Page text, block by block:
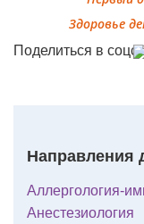
Здоровье
Поделиться в
Направления
Аллергология-
Анестезиология